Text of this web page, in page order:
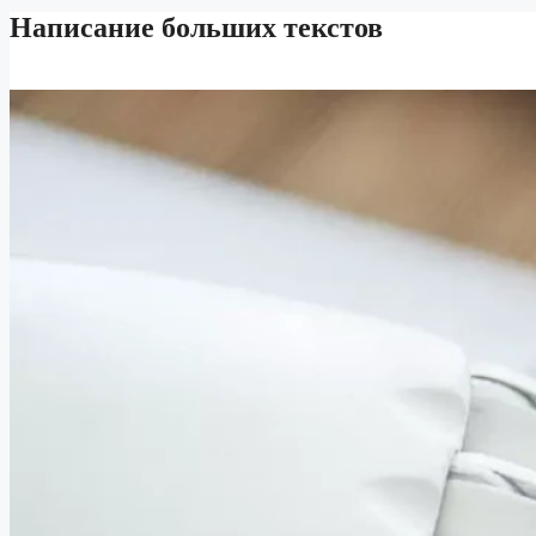
Написание больших текстов